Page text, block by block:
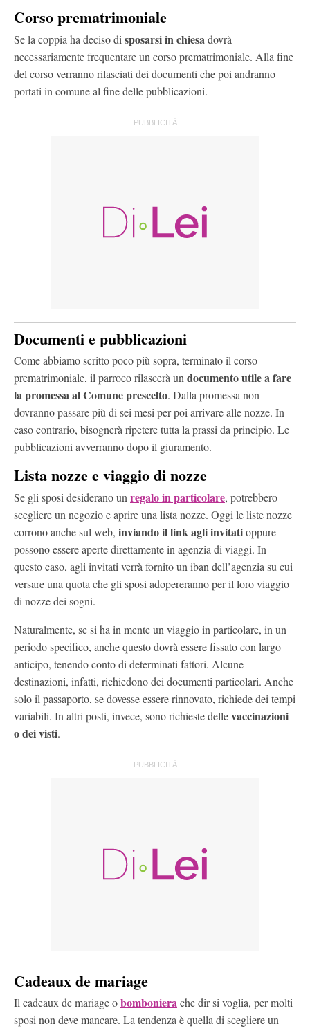
Corso prematrimoniale
Se la coppia ha deciso di sposarsi in chiesadovrà
necessariamente frequentare un corso prematrimoniale. Alla fine
del corso verranno rilasciati dei documenti che poi andranno
portati in comune al fine delle pubblicazioni.
Documenti e pubblicazioni
Come abbiamo scritto poco più sopra, terminato il corso
prematrimoniale, il parroco rilascerà undocumento utile a fare
la promessa al Comune prescelto. Dalla promessa non
dovranno passare più di sei mesi per poi arrivare alle nozze. In
caso contrario, bisognerà ripetere tutta la prassi da principio. Le
pubblicazioni avverranno dopo il giuramento.
Lista nozze e viaggio di nozze
Se gli sposi desiderano un regalo in particolare, potrebbero
scegliere un negozio e aprire una lista nozze. Oggi le liste nozze
corrono anche sul web, inviando il link agli invitatioppure
possono essere aperte direttamente in agenzia di viaggi. In
questo caso, agli invitati verrà fornito un iban dell’agenzia su cui
versare una quota che gli sposi adopereranno per il loro viaggio
di nozze dei sogni.
Naturalmente, se si ha in mente un viaggio in particolare, in un
periodo specifico, anche questo dovrà essere fissato con largo
anticipo, tenendo conto di determinati fattori. Alcune
destinazioni, infatti, richiedono dei documenti particolari. Anche
solo il passaporto, se dovesse essere rinnovato, richiede dei tempi
variabili. In altri posti, invece, sono richieste dellevaccinazioni
o dei visti.
Cadeaux de mariage
Il cadeaux de mariage obombonierache dir si voglia, per molti
sposi non deve mancare. La tendenza è quella di scegliere un